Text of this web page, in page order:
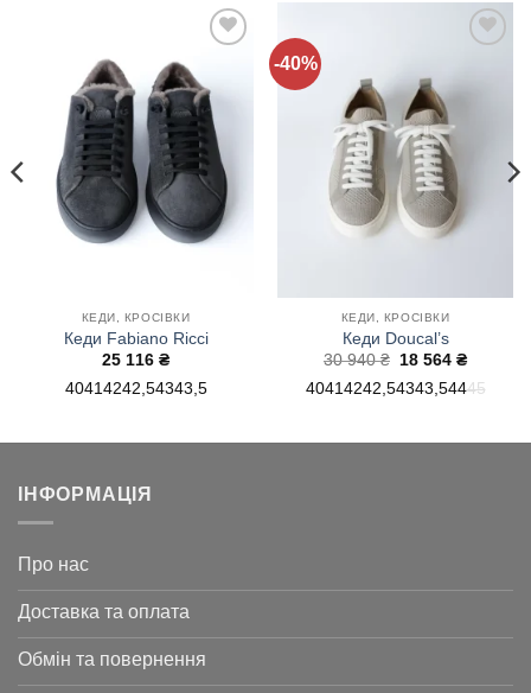
списку
бажань!
КЕДИ, КРОСІВКИ
Кеди Fabiano Ricci
25 116 ₴
40414242,54343,5
-40%
КЕДИ, КРОСІВКИ
Кеди Doucal’s
30 940₴
Оригінальна
30
18 564₴Поточна
18
40414242,54343,54445
ІНФОРМАЦІЯ
Про нас
Доставка та оплата
Обмін та повернення